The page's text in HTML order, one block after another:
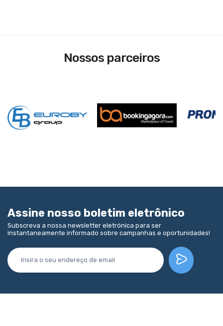
Nossos parceiros
Assine nosso boletim eletrônico
Subscreva a nossa newsletter eletrónica para ser
instantaneamente informado sobre campanhas e oportunidades!